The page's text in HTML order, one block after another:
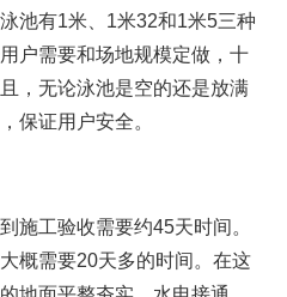
池有1米、1米32和1米5三种
户需要和场地规模定做，十
，无论泳池是空的还是放满
保证用户安全。
施工验收需要约45天时间。
概需要20天多的时间。在这